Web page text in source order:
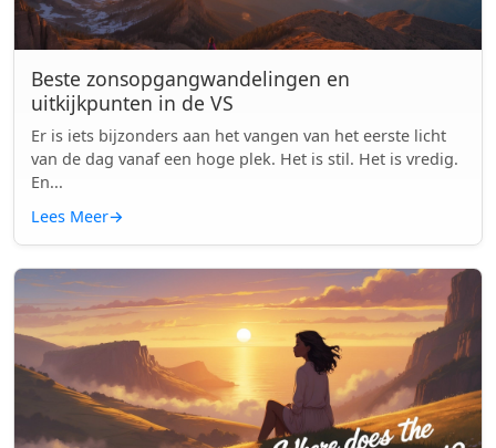
Beste zonsopgangwandelingen en
uitkijkpunten in de VS
Er is iets bijzonders aan het vangen van het eerste licht
van de dag vanaf een hoge plek. Het is stil. Het is vredig.
En...
Lees Meer→